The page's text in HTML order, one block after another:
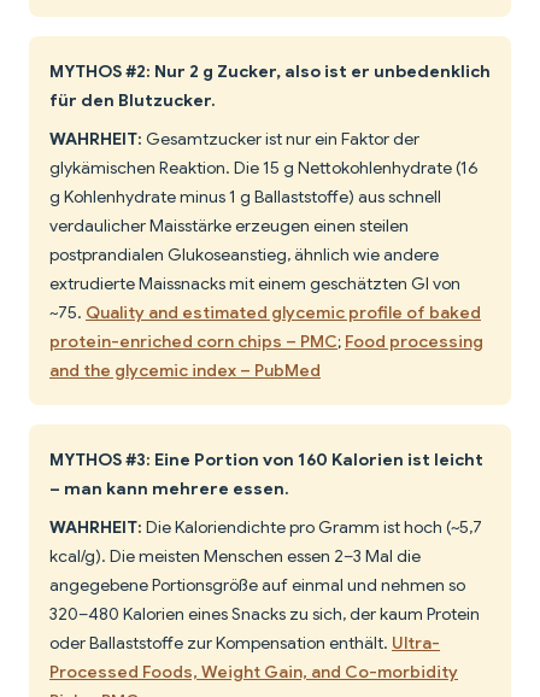
MYTHOS #2: Nur 2 g Zucker, also ist er unbedenklich
für den Blutzucker.
WAHRHEIT: Gesamtzucker ist nur ein Faktor der
glykämischen Reaktion. Die 15 g Nettokohlenhydrate (16
g Kohlenhydrate minus 1 g Ballaststoffe) aus schnell
verdaulicher Maisstärke erzeugen einen steilen
postprandialen Glukoseanstieg, ähnlich wie andere
extrudierte Maissnacks mit einem geschätzten GI von
~75. Quality and estimated glycemic profile of baked
protein-enriched corn chips – PMC; Food processing
and the glycemic index – PubMed
MYTHOS #3: Eine Portion von 160 Kalorien ist leicht
– man kann mehrere essen.
WAHRHEIT: Die Kaloriendichte pro Gramm ist hoch (~5,7
kcal/g). Die meisten Menschen essen 2–3 Mal die
angegebene Portionsgröße auf einmal und nehmen so
320–480 Kalorien eines Snacks zu sich, der kaum Protein
oder Ballaststoffe zur Kompensation enthält. Ultra-
Processed Foods, Weight Gain, and Co-morbidity